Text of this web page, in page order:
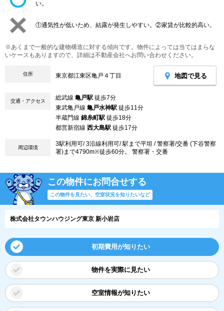
い。
①通気性が低いため、結露が発生しやすい。②家賃が比較的高い。
※あくまで一般的な建物構造に対する傾向です。物件によっては当てはまらな
いケースもありますので、詳細は不動産会社へお問い合わせください。
住所 東京都江東区亀戸４丁目 地図で見る
交通・アクセス 総武線 亀戸駅 徒歩7分
東武亀戸線 亀戸水神駅 徒歩11分
半蔵門線 錦糸町駅 徒歩18分
都営新宿線 西大島駅 徒歩17分
周辺環境
3駅利用可/ 3沿線利用可/ 駅まで平坦 / 警察署/交番 (下谷警察
署)まで4790m※徒歩60分。 警察署・交番
この物件にお問合せする
この物件を見たい、空室状況を知りたいなど
株式会社タウンハウジング東京 新小岩店
初期費用が知りたい
物件を実際に見たい
空室情報が知りたい